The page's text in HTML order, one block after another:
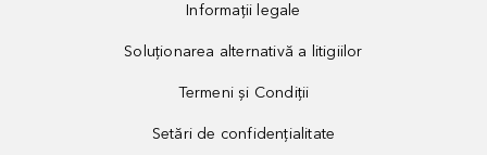
Informații legale
Soluționarea alternativă a litigiilor
Termeni și Condiții
Setări de confidențialitate